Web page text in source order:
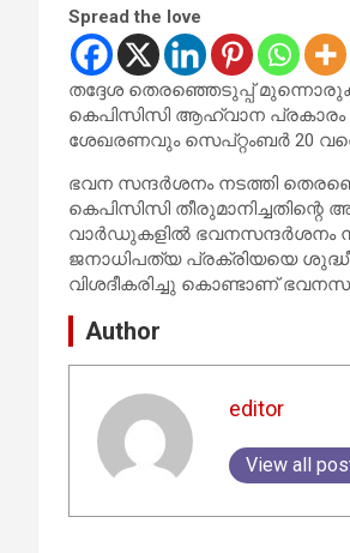
Spread the love
തദ്ദേശ തെരഞ്ഞെടുപ്പ്
കെപിസിസി ആഹ്വാന
ശേഖരണവും സെപ്റ്റംബര്‍ 20
ഭവന സന്ദര്‍ശനം നടത്തി
കെപിസിസി
വാര്‍ഡുകളില്‍ ഭവനസന്ദര്‍ശനം
ജനാധിപത്യ പ്രക്രിയയെ
വിശദീകരിച്ചു കൊണ്ടാണ്
Author
editor
View all